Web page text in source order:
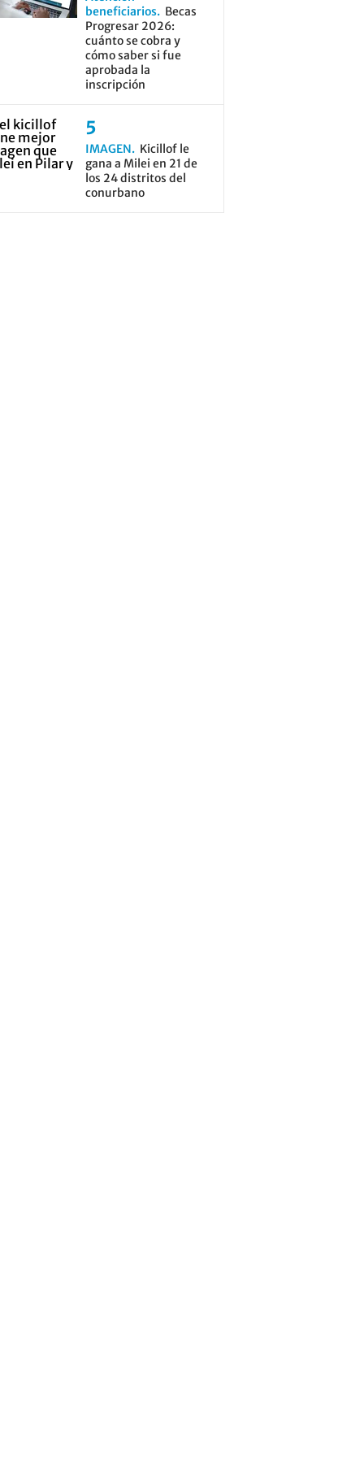
beneficiarios
Becas
Progresar 2026:
cuánto se cobra y
cómo saber si fue
aprobada la
inscripción
IMAGEN
Kicillof le
gana a Milei en 21 de
los 24 distritos del
conurbano